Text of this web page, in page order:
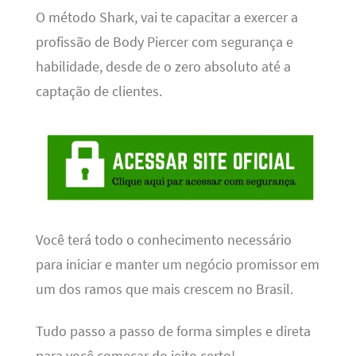
O método Shark, vai te capacitar a exercer a
profissão de Body Piercer com segurança e
habilidade, desde de o zero absoluto até a
captação de clientes.
Você terá todo o conhecimento necessário
para iniciar e manter um negócio promissor em
um dos ramos que mais crescem no Brasil.
Tudo passo a passo de forma simples e direta